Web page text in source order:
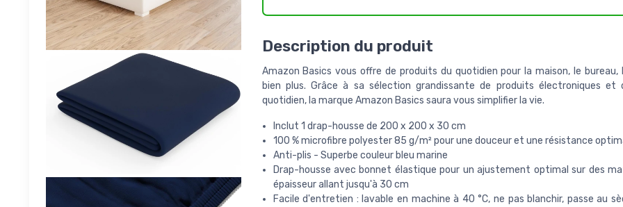
Description du produit
Amazon Basics vous offre de produits du quotidien pour la maison, le bureau,
bien plus. Grâce à sa sélection grandissante de produits électroniques et
quotidien, la marque Amazon Basics saura vous simplifier la vie.
Inclut 1 drap-housse de 200 x 200 x 30 cm
100 % microfibre polyester 85 g/m² pour une douceur et une résistance
Anti-plis - Superbe couleur bleu marine
Drap-housse avec bonnet élastique pour un ajustement optimal sur des
épaisseur allant jusqu'à 30 cm
Facile d'entretien : lavable en machine à 40 °C, ne pas blanchir, passe au